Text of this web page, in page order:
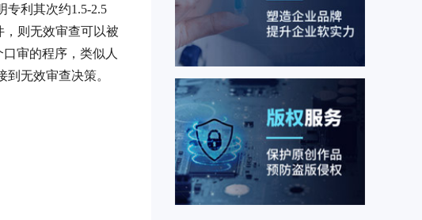
专利其次约1.5-2.5
则无效审查可以被
审的程序，类似人
无效审查决策。